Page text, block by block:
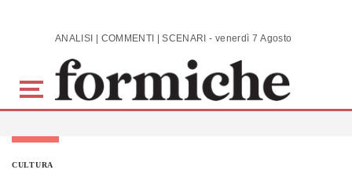
Skip to main content ANALISI | COMMENTI | SCENARI - venerdì 7 Agosto 2026
CULTURA